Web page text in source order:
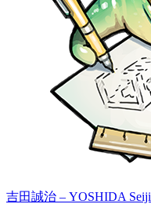
吉田誠治 – YOSHIDA Seiji